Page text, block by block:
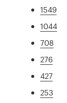
1549
1044
708
276
427
253